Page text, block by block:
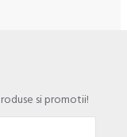
si promotii!